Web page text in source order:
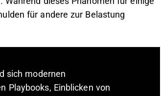
für andere zur Belastung
sich modernen
Playbooks, Einblicken von